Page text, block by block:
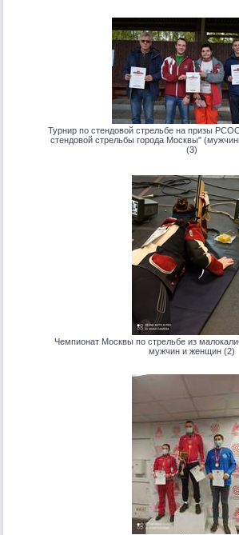
Турнир по стендовой стрельбе на призы
стендовой стрельбы города Москвы"
(3)
Чемпионат Москвы по стрельбе из
мужчин и женщин (2)